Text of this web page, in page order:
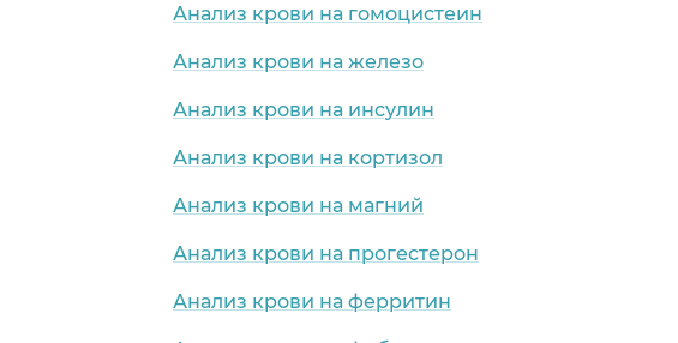
Анализ крови на гомоцистеин
Анализ крови на железо
Анализ крови на инсулин
Анализ крови на кортизол
Анализ крови на магний
Анализ крови на прогестерон
Анализ крови на ферритин